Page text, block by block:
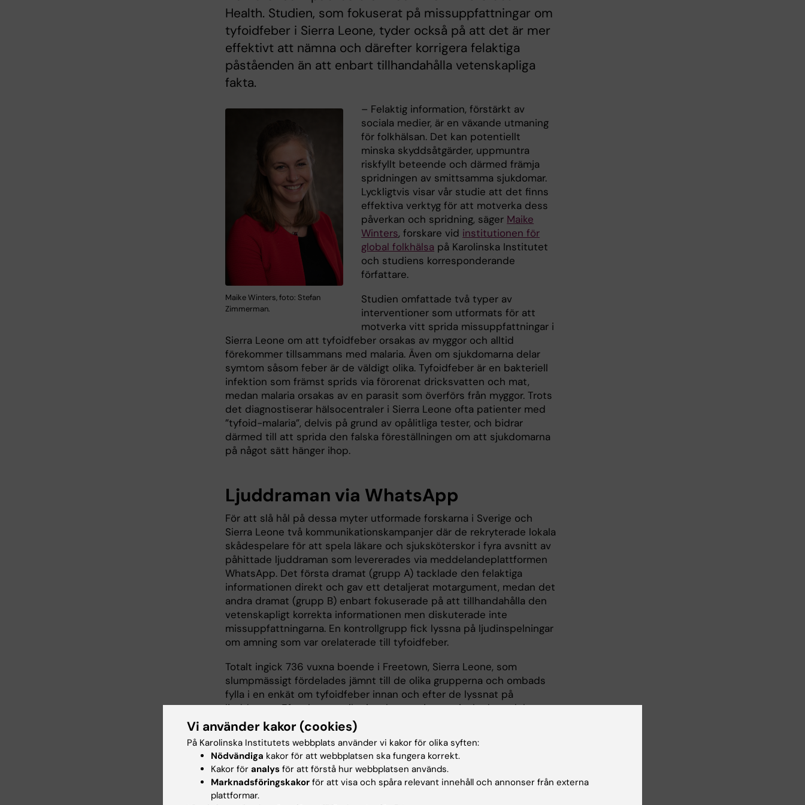
Health. Studien, som fokuserat på missuppfattningar om
tyfoidfeber i Sierra Leone, tyder också på att det är mer
effektivt att nämna och därefter korrigera felaktiga
påståenden än att enbart tillhandahålla vetenskapliga
fakta.
Maike Winters, foto: Stefan
Zimmerman.
– Felaktig information, förstärkt av
sociala medier, är en växande utmaning
för folkhälsan. Det kan potentiellt
minska skyddsåtgärder, uppmuntra
riskfyllt beteende och därmed främja
spridningen av smittsamma sjukdomar.
Lyckligtvis visar vår studie att det finns
effektiva verktyg för att motverka dess
påverkan och spridning, säger Maike
Winters, forskare vid institutionen för
global folkhälsa på Karolinska Institutet
och studiens korresponderande
författare.
Studien omfattade två typer av
interventioner som utformats för att
motverka vitt sprida missuppfattningar i
Sierra Leone om att tyfoidfeber orsakas av myggor och alltid
förekommer tillsammans med malaria. Även om sjukdomarna delar
symtom såsom feber är de väldigt olika. Tyfoidfeber är en bakteriell
infektion som främst sprids via förorenat dricksvatten och mat,
medan malaria orsakas av en parasit som överförs från myggor. Trots
det diagnostiserar hälsocentraler i Sierra Leone ofta patienter med
”tyfoid-malaria”, delvis på grund av opålitliga tester, och bidrar
därmed till att sprida den falska föreställningen om att sjukdomarna
på något sätt hänger ihop.
Ljuddraman via WhatsApp
För att slå hål på dessa myter utformade forskarna i Sverige och
Sierra Leone två kommunikationskampanjer där de rekryterade lokala
skådespelare för att spela läkare och sjuksköterskor i fyra avsnitt av
påhittade ljuddraman som levererades via meddelandeplattformen
WhatsApp. Det första dramat (grupp A) tacklade den felaktiga
informationen direkt och gav ett detaljerat motargument, medan det
andra dramat (grupp B) enbart fokuserade på att tillhandahålla den
vetenskapligt korrekta informationen men diskuterade inte
missuppfattningarna. En kontrollgrupp fick lyssna på ljudinspelningar
om amning som var orelaterade till tyfoidfeber.
Totalt ingick 736 vuxna boende i Freetown, Sierra Leone, som
slumpmässigt fördelades jämnt till de olika grupperna och ombads
fylla i en enkät om tyfoidfeber innan och efter de lyssnat på
ljuddramat. Efter kommunikationskampanjerna minskade andelen
deltagare som felaktigt svarade att tyfoidfeber orsakas av myggor
från 50 procent i båda grupperna till 33 procent i grupp A
(motargument) och 36 procent i grupp B (enbart korrekt
information). Deltagare som felaktigt angav att tyfoidfeber och
malaria alltid samexisterar minskade från runt 60 procent till 29
procent i grupp A och 39 procent i grupp B.
Vi använder kakor (cookies)
På Karolinska Institutets webbplats använder vi kakor för olika syften:
Nödvändiga kakor för att webbplatsen ska fungera korrekt.
Kakor för analys för att förstå hur webbplatsen används.
Marknadsföringskakor för att visa och spåra relevant innehåll och annonser från externa
plattformar.